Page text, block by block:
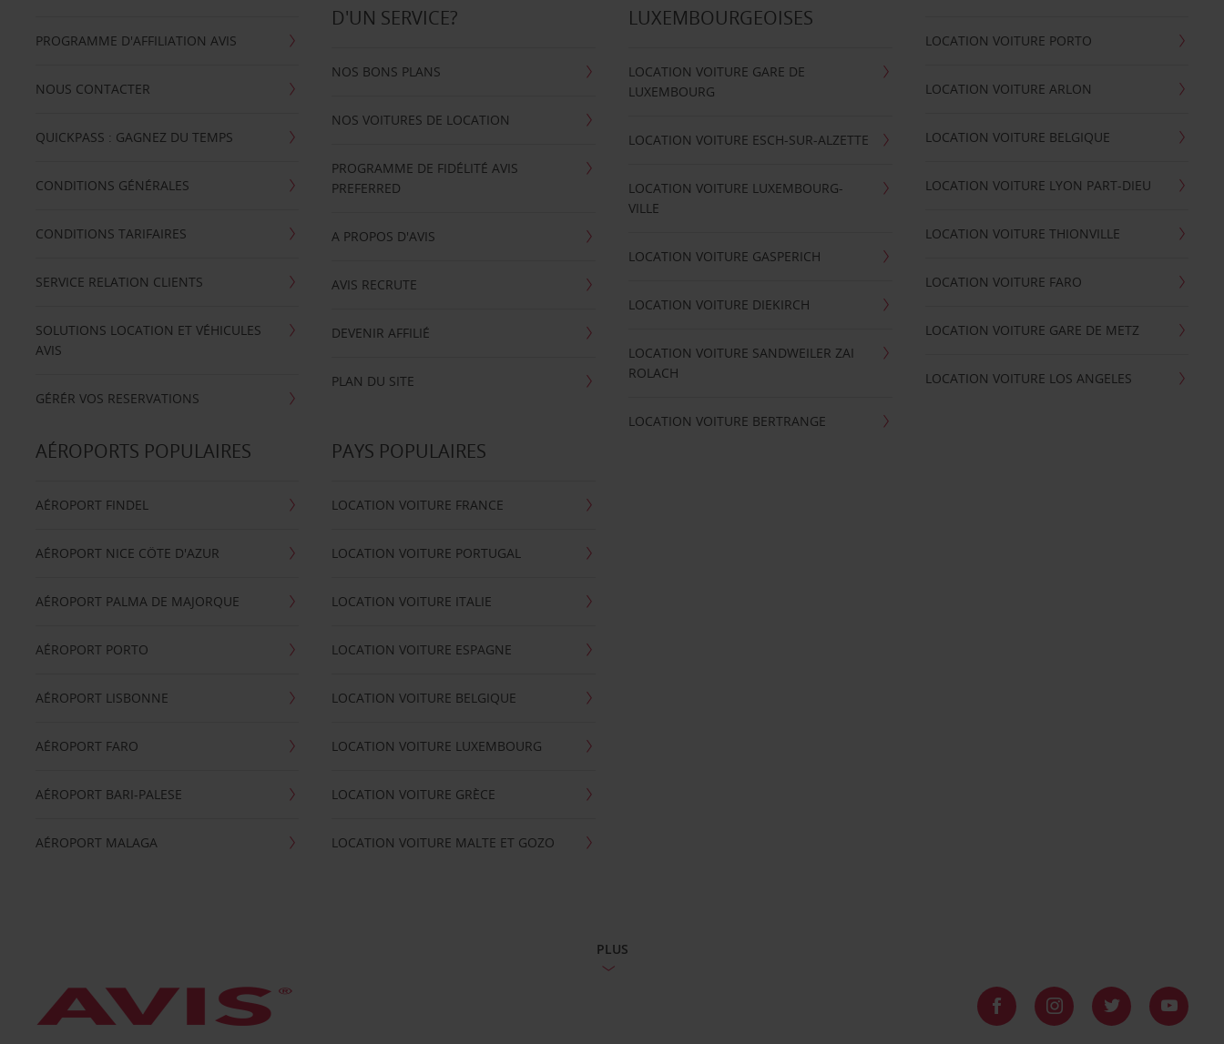
PROGRAMME D'AFFILIATION AVIS
NOUS CONTACTER
QUICKPASS : GAGNEZ DU TEMPS
CONDITIONS GÉNÉRALES
CONDITIONS TARIFAIRES
SERVICE RELATION CLIENTS
SOLUTIONS LOCATION ET VÉHICULES
AVIS
GÉRÉR VOS RESERVATIONS
D'UN SERVICE?
NOS BONS PLANS
NOS VOITURES DE LOCATION
PROGRAMME DE FIDÉLITÉ AVIS
PREFERRED
A PROPOS D'AVIS
AVIS RECRUTE
DEVENIR AFFILIÉ
PLAN DU SITE
LUXEMBOURGEOISES
LOCATION VOITURE GARE DE
LUXEMBOURG
LOCATION VOITURE ESCH-SUR-ALZETTE
LOCATION VOITURE LUXEMBOURG-
VILLE
LOCATION VOITURE GASPERICH
LOCATION VOITURE DIEKIRCH
LOCATION VOITURE SANDWEILER ZAI
ROLACH
LOCATION VOITURE BERTRANGE
LOCATION VOITURE PORTO
LOCATION VOITURE ARLON
LOCATION VOITURE BELGIQUE
LOCATION VOITURE LYON PART-DIEU
LOCATION VOITURE THIONVILLE
LOCATION VOITURE FARO
LOCATION VOITURE GARE DE METZ
LOCATION VOITURE LOS ANGELES
AÉROPORTS POPULAIRES
AÉROPORT FINDEL
AÉROPORT NICE CÖTE D'AZUR
AÉROPORT PALMA DE MAJORQUE
AÉROPORT PORTO
AÉROPORT LISBONNE
AÉROPORT FARO
AÉROPORT BARI-PALESE
AÉROPORT MALAGA
PAYS POPULAIRES
LOCATION VOITURE FRANCE
LOCATION VOITURE PORTUGAL
LOCATION VOITURE ITALIE
LOCATION VOITURE ESPAGNE
LOCATION VOITURE BELGIQUE
LOCATION VOITURE LUXEMBOURG
LOCATION VOITURE GRÈCE
LOCATION VOITURE MALTE ET GOZO
PLUS